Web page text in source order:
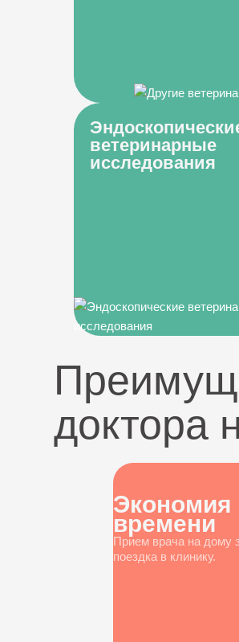
ветеринарные
исследования
доктора
Экономия
времени
Прием врача на дому
поездка в клинику.